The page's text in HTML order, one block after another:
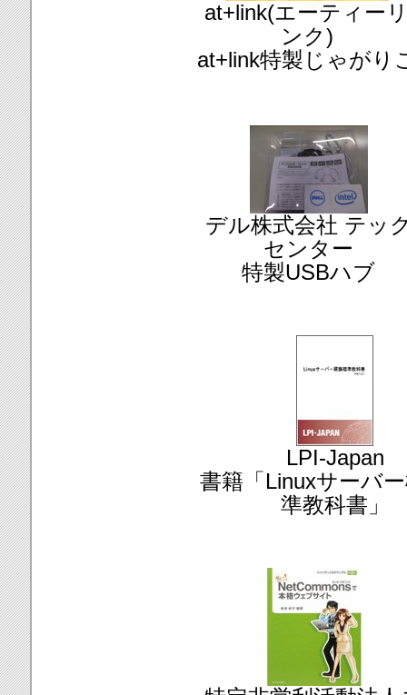
at+link(エーティー
ンク)
at+link特製じゃがり
デル株式会社 テッ
センター
特製USBハブ
LPI-Japan
書籍「Linuxサーバ
準教科書」